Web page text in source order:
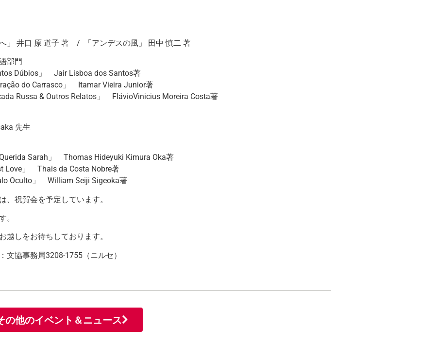
」 井口 原 道子 著 / 「アンデスの風」 田中 慎二 著
部門
Dúbios」 Jair Lisboa dos Santos著
do Carrasco」 Itamar Vieira Junior著
Russa & Outros Relatos」 FlávioVinicius Moreira Costa著
先生
Sarah」 Thomas Hideyuki Kimura Oka著
Love」 Thais da Costa Nobre著
Oculto」 William Seiji Sigeoka著
、祝賀会を予定しています。
。
越しをお待ちしております。
文協事務局3208-1755（ニルセ）
の他のイベント＆ニュース